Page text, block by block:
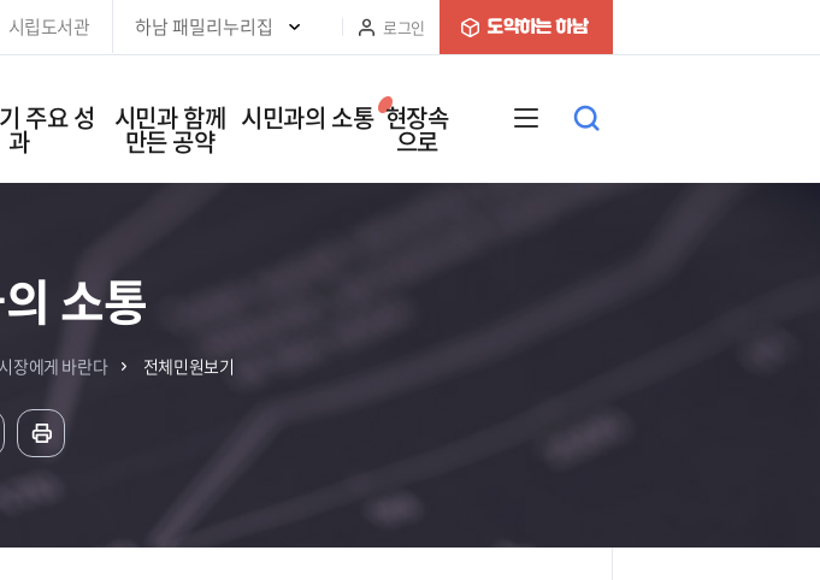
로가기
시립도서관 하남 패밀리누리집 로그인
주요 성
과
시민과 함께
만든 공약
시민과의 소통 현장속
으로
소통
시장에게 바란다 전체민원보기